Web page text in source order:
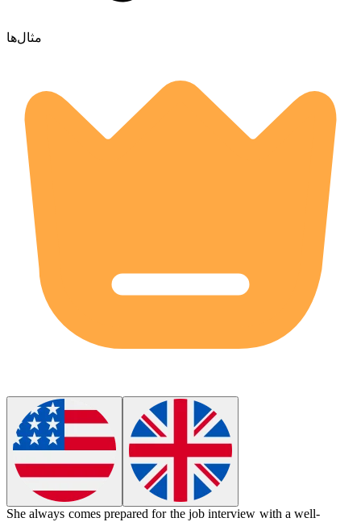
مثال‌ها
She always comes prepared for the job interview with a well-